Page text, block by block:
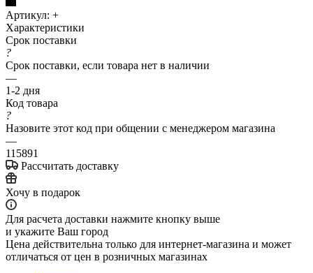
Артикул: +
Характеристики
Срок поставки
?
Срок поставки, если товара нет в наличии
—
1-2 дня
Код товара
?
Назовите этот код при общении с менеджером магазина
—
115891
Рассчитать доставку
Хочу в подарок
Для расчета доставки нажмите кнопку выше
и укажите Ваш город
Цена действительна только для интернет-магазина и может
отличаться от цен в розничных магазинах